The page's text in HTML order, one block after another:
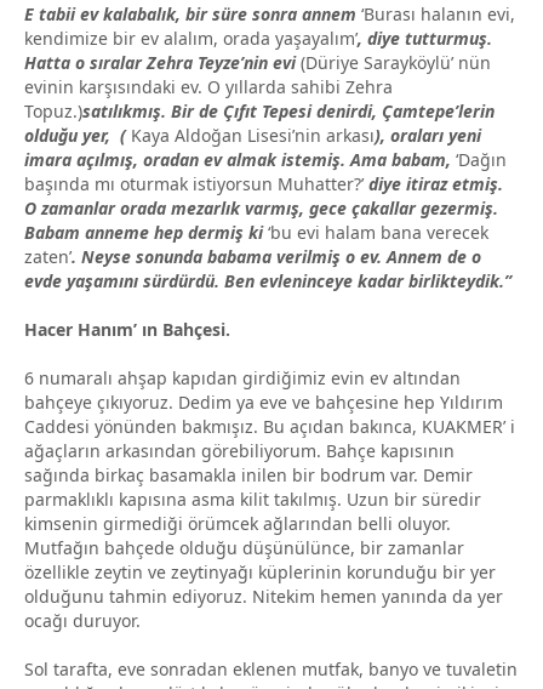
E tabii ev kalabalık, bir süre sonra annem ‘Burası halanın evi,
kendimize bir ev alalım, orada yaşayalım’, diye tutturmuş.
Hatta o sıralar Zehra Teyze’nin evi(Düriye Sarayköylü’ nün
evinin karşısındaki ev. O yıllarda sahibi Zehra
Topuz.)satılıkmış. Bir de Çıfıt Tepesi denirdi, Çamtepe’lerin
olduğu yer, ( Kaya Aldoğan Lisesi’nin arkası), oraları yeni
imara açılmış, oradan ev almak istemiş. Ama babam, ‘Dağın
başında mı oturmak istiyorsun Muhatter?’ diye itiraz etmiş.
O zamanlar orada mezarlık varmış, gece çakallar gezermiş.
Babam anneme hep dermiş ki‘bu evi halam bana verecek
zaten’. Neyse sonunda babama verilmiş o ev. Annem de o
evde yaşamını sürdürdü. Ben evleninceye kadar birlikteydik.”
Hacer Hanım’ ın Bahçesi.
6 numaralı ahşap kapıdan girdiğimiz evin ev altından
bahçeye çıkıyoruz. Dedim ya eve ve bahçesine hep Yıldırım
Caddesi yönünden bakmışız. Bu açıdan bakınca, KUAKMER’ i
ağaçların arkasından görebiliyorum. Bahçe kapısının
sağında birkaç basamakla inilen bir bodrum var. Demir
parmaklıklı kapısına asma kilit takılmış. Uzun bir süredir
kimsenin girmediği örümcek ağlarından belli oluyor.
Mutfağın bahçede olduğu düşünülünce, bir zamanlar
özellikle zeytin ve zeytinyağı küplerinin korunduğu bir yer
olduğunu tahmin ediyoruz. Nitekim hemen yanında da yer
ocağı duruyor.
Sol tarafta, eve sonradan eklenen mutfak, banyo ve tuvaletin